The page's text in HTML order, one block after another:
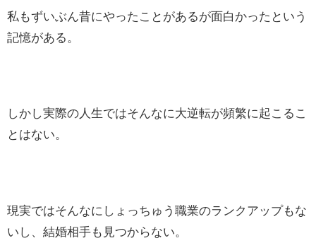
私もずいぶん昔にやったことがあるが面白かったという
記憶がある。
しかし実際の人生ではそんなに大逆転が頻繁に起こるこ
とはない。
現実ではそんなにしょっちゅう職業のランクアップもな
いし、結婚相手も見つからない。